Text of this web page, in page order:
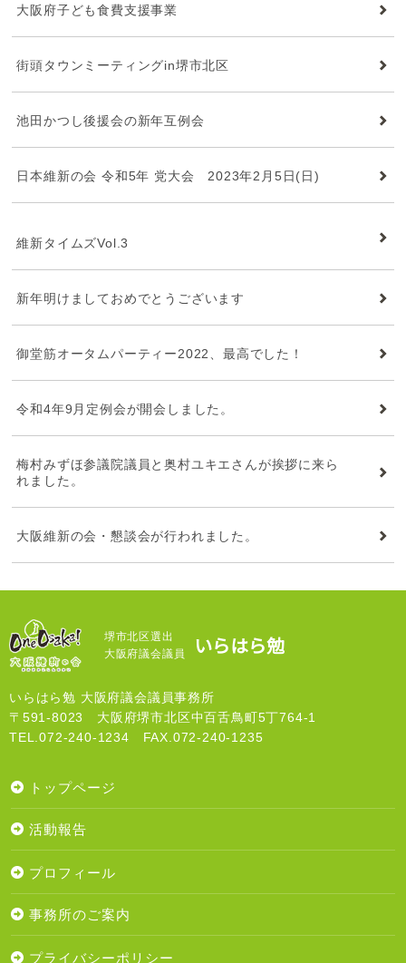
大阪府子ども食費支援事業
街頭タウンミーティングin堺市北区
池田かつし後援会の新年互例会
日本維新の会 令和5年 党大会 2023年2月5日(日)
維新タイムズVol.3
新年明けましておめでとうございます
御堂筋オータムパーティー2022、最高でした！
令和4年9月定例会が開会しました。
梅村みずほ参議院議員と奥村ユキエさんが挨拶に来ら
れました。
大阪維新の会・懇談会が行われました。
堺市北区選出
大阪府議会議員
いらはら勉
いらはら勉 大阪府議会議員事務所
〒591-8023 大阪府堺市北区中百舌鳥町5丁764-1
TEL.072-240-1234 FAX.072-240-1235
トップページ
活動報告
プロフィール
事務所のご案内
プライバシーポリシー